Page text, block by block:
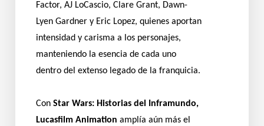
Factor, AJ LoCascio, Clare Grant, Dawn-
Lyen Gardner y Eric Lopez, quienes aportan
intensidad y carisma a los personajes,
manteniendo la esencia de cada uno
dentro del extenso legado de la franquicia.
Con Star Wars: Historias del Inframundo,
Lucasfilm Animation amplía aún más el